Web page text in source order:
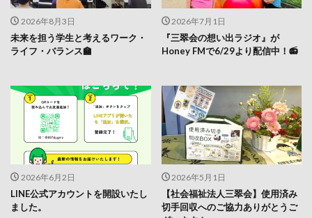
2026年8月3日
未来を担う学生と考えるワーク・
ライフ・バランス🏫
2026年7月1日
『三翠会の想い出ラジオ』が
Honey FMで6/29より配信中！📻
2026年6月2日
LINE公式アカウントを開設いたし
ました。
2026年5月1日
【社会福祉法人三翠会】使用済み
切手回収へのご協力ありがとうご